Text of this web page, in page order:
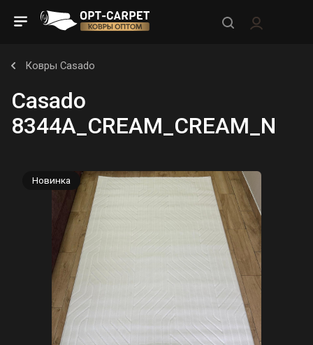
Ковры Casado
Casado
8344A_CREAM_CREAM_N
Новинка